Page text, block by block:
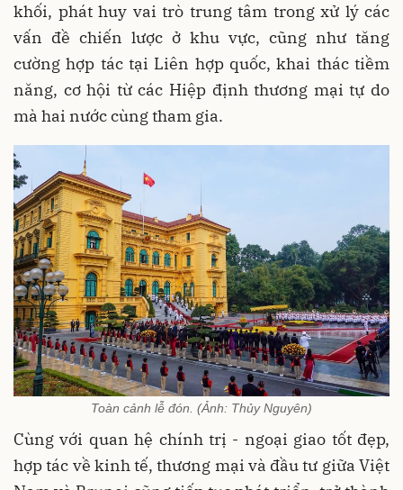
khối, phát huy vai trò trung tâm trong xử lý các
vấn đề chiến lược ở khu vực, cũng như tăng
cường hợp tác tại Liên hợp quốc, khai thác tiềm
năng, cơ hội từ các Hiệp định thương mại tự do
mà hai nước cùng tham gia.
Toàn cảnh lễ đón. (Ảnh: Thủy Nguyên)
Cùng với quan hệ chính trị - ngoại giao tốt đẹp,
hợp tác về kinh tế, thương mại và đầu tư giữa Việt